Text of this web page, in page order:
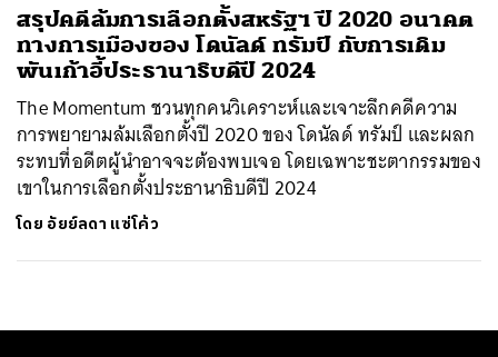
สรุปคดีล้มการเลือกตั้งสหรัฐฯ ปี 2020 อนาคต
ทางการเมืองของ โดนัลด์ ทรัมป์ กับการเดิม
พันเก้าอี้ประธานาธิบดีปี 2024
The Momentum ชวนทุกคนวิเคราะห์และเจาะลึกคดีความ
การพยายามล้มเลือกตั้งปี 2020 ของ โดนัลด์ ทรัมป์ และผลก
ระทบที่อดีตผู้นำอาจจะต้องพบเจอ โดยเฉพาะชะตากรรมของ
เขาในการเลือกตั้งประธานาธิบดีปี 2024
โดย อัยย์ลดา แซ่โค้ว